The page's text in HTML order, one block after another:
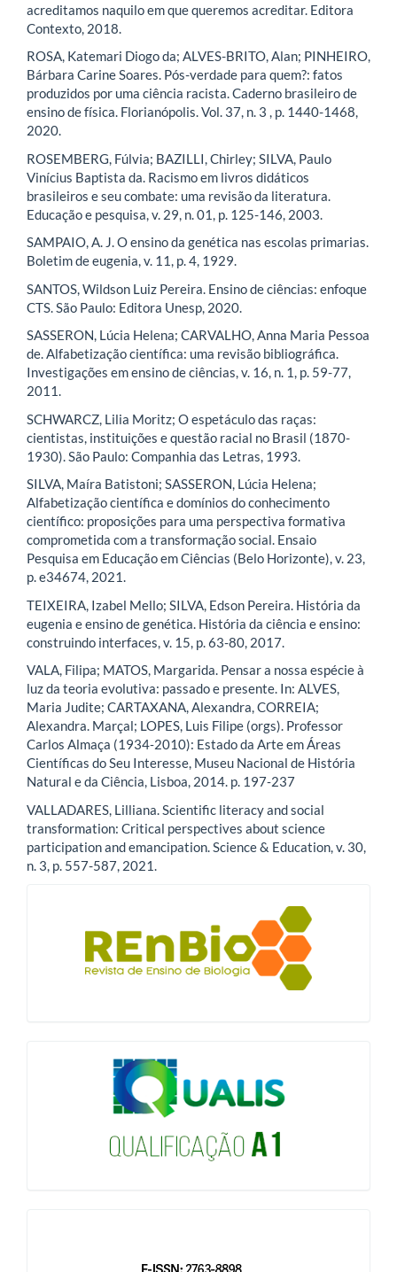
acreditamos naquilo em que queremos acreditar. Editora
Contexto, 2018.
ROSA, Katemari Diogo da; ALVES-BRITO, Alan; PINHEIRO,
Bárbara Carine Soares. Pós-verdade para quem?: fatos
produzidos por uma ciência racista. Caderno brasileiro de
ensino de física. Florianópolis. Vol. 37, n. 3 , p. 1440-1468,
2020.
ROSEMBERG, Fúlvia; BAZILLI, Chirley; SILVA, Paulo
Vinícius Baptista da. Racismo em livros didáticos
brasileiros e seu combate: uma revisão da literatura.
Educação e pesquisa, v. 29, n. 01, p. 125-146, 2003.
‌SAMPAIO, A. J. O ensino da genética nas escolas primarias.
Boletim de eugenia, v. 11, p. 4, 1929.
SANTOS, Wildson Luiz Pereira. Ensino de ciências: enfoque
CTS. São Paulo: Editora Unesp, 2020.
SASSERON, Lúcia Helena; CARVALHO, Anna Maria Pessoa
de. Alfabetização científica: uma revisão bibliográfica.
Investigações em ensino de ciências, v. 16, n. 1, p. 59-77,
2011.
SCHWARCZ, Lilia Moritz; O espetáculo das raças:
cientistas, instituições e questão racial no Brasil (1870-
1930). São Paulo: Companhia das Letras, 1993.
SILVA, Maíra Batistoni; SASSERON, Lúcia Helena;
Alfabetização científica e domínios do conhecimento
científico: proposições para uma perspectiva formativa
comprometida com a transformação social. Ensaio
Pesquisa em Educação em Ciências (Belo Horizonte), v. 23,
p. e34674, 2021.
TEIXEIRA, Izabel Mello; SILVA, Edson Pereira. História da
eugenia e ensino de genética. História da ciência e ensino:
construindo interfaces, v. 15, p. 63-80, 2017.
VALA, Filipa; MATOS, Margarida. Pensar a nossa espécie à
luz da teoria evolutiva: passado e presente. In: ALVES,
Maria Judite; CARTAXANA, Alexandra, CORREIA;
Alexandra. Marçal; LOPES, Luis Filipe (orgs). Professor
Carlos Almaça (1934‑2010): Estado da Arte em Áreas
Científicas do Seu Interesse, Museu Nacional de História
Natural e da Ciência, Lisboa, 2014. p. 197‑237
‌VALLADARES, Lilliana. Scientific literacy and social
transformation: Critical perspectives about science
participation and emancipation. Science & Education, v. 30,
n. 3, p. 557-587, 2021.